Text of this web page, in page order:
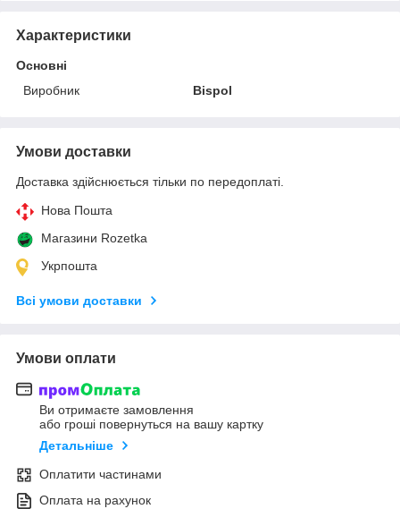
Характеристики
Основні
Виробник
Bispol
Умови доставки
Доставка здійснюється тільки по передоплаті.
Нова Пошта
Магазини Rozetka
Укрпошта
Всі умови доставки
Умови оплати
Ви отримаєте замовлення
або гроші повернуться на вашу картку
Детальніше
Оплатити частинами
Оплата на рахунок